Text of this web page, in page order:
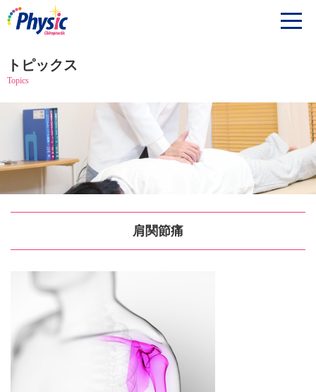
トピックス
Topics
肩関節痛